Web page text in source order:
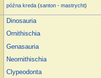
późna kreda (santon -mastrycht)
Dinosauria
Ornithischia
Genasauria
Neornithischia
Clypeodonta